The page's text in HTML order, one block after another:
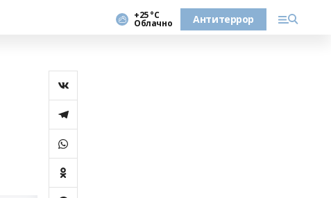
+25 °С
Облачно Антитеррор